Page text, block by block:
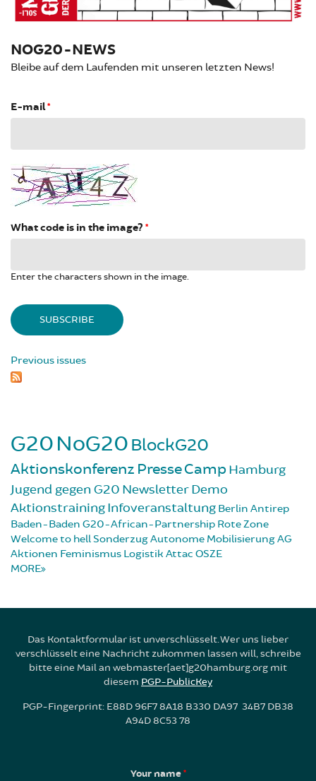
NOG20-NEWS
Bleibe auf dem Laufenden mit unseren letzten News!
E-mail*
What code is in the image? *
Enter the characters shown in the image.
Previous issues
G20NoG20 BlockG20
Aktionskonferenz PresseCampHamburg
Jugend gegen G20 NewsletterDemo
AktionstrainingInfoveranstaltung Berlin Antirep
Baden-Baden G20-African-Partnership Rote Zone
Welcome to hellSonderzugAutonome MobilisierungAG
Aktionen Feminismus Logistik Attac OSZE
MORE
Das Kontaktformular ist unverschlüsselt. Wer uns lieber
verschlüsselt eine Nachricht zukommen lassen will, schreibe
bitte eine Mail an webmaster[aet]g20hamburg.org mit
diesem PGP-PublicKey
PGP-Fingerprint: E88D 96F7 8A18 B330 DA97 34B7 DB38
A94D 8C53 78
Your name*